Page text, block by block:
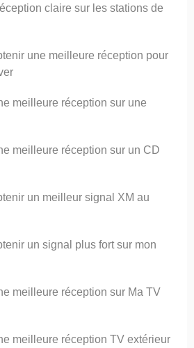
claire sur les stations de
une meilleure réception pour
meilleure réception sur une
meilleure réception sur un CD
un meilleur signal XM au
un signal plus fort sur ​​mon
meilleure réception sur Ma TV
meilleure réception TV extérieur